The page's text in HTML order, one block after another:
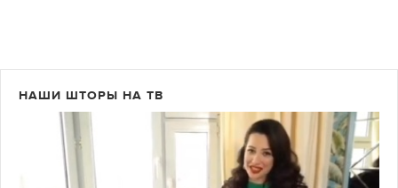
НАШИ ШТОРЫ НА ТВ